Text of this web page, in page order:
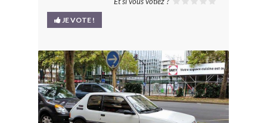
LE BLOG
BONJOURLAVIEILLE ?
MODÈLES ET MARQUES
COMMENT FONCTIONNE BLV ?
JE VOTE !